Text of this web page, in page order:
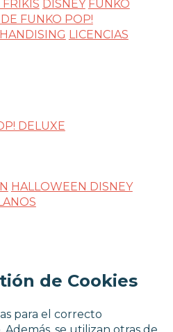
DISNEY FUNKO
FUNKO POP!
LICENCIAS
DELUXE
HALLOWEEN DISNEY
de Cookies
para el correcto